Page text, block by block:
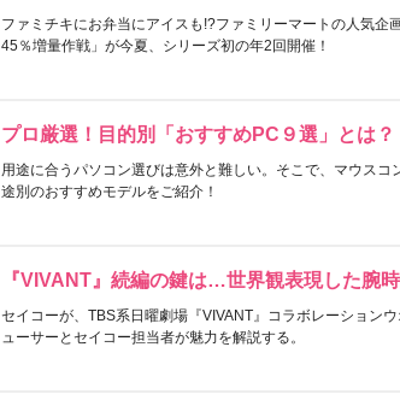
ファミチキにお弁当にアイスも!?ファミリーマートの人気企
45％増量作戦」が今夏、シリーズ初の年2回開催！
プロ厳選！目的別「おすすめPC９選」とは？
用途に合うパソコン選びは意外と難しい。そこで、マウスコ
途別のおすすめモデルをご紹介！
『VIVANT』続編の鍵は…世界観表現した腕
セイコーが、TBS系日曜劇場『VIVANT』コラボレーション
ューサーとセイコー担当者が魅力を解説する。